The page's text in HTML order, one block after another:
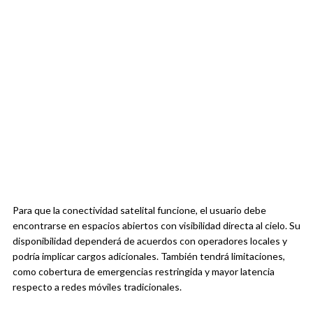
Para que la conectividad satelital funcione, el usuario debe
encontrarse en espacios abiertos con visibilidad directa al cielo. Su
disponibilidad dependerá de acuerdos con operadores locales y
podría implicar cargos adicionales. También tendrá limitaciones,
como cobertura de emergencias restringida y mayor latencia
respecto a redes móviles tradicionales.